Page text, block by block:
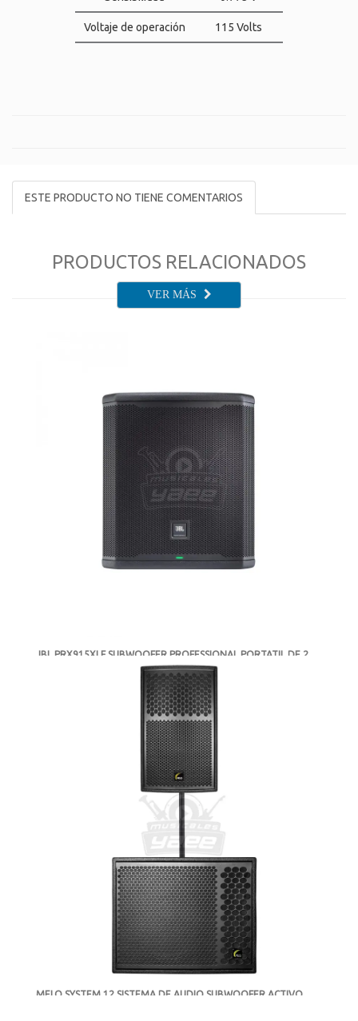
Voltaje de operación 115 Volts
ESTE PRODUCTO NO TIENE COMENTARIOS
PRODUCTOS RELACIONADOS
VER MÁS
JBL PRX915XLF SUBWOOFER PROFESSIONAL PORTATIL DE 2
MELO SYSTEM 12 SISTEMA DE AUDIO SUBWOOFER ACTIVO